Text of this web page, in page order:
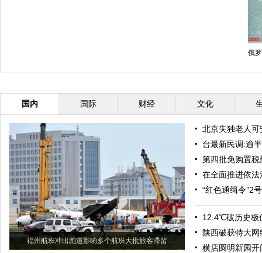
俄
国内 国际 财经 文化
福州航班冲出跑道影响多个航班大批旅客滞留
北京失独老人
台最新民调:逾
第四批免购置
在全面推进依
“红色通缉令”2
12.4℃破历史极
陕西破获特大
横店圆明新园